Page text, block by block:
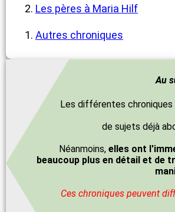
Les pères à Maria Hilf
Autres chroniques
Au
Les différentes
de sujets déjà
Néanmoins, elles ont
beaucoup plus en détail et de
Ces chroniques peuvent